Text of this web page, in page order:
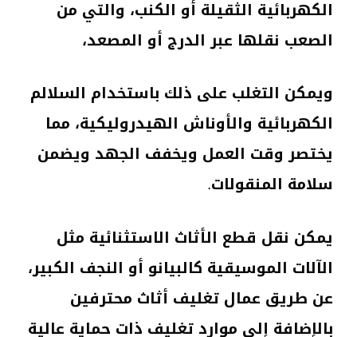
الكهربائية الثقيلة أو الكنب، والتي من
الصعب نقلها عبر الدرج أو المصعد،
ويمكن التغلب على ذلك باستخدام السلالم
الكهربائية والأوناش الهيدروليكية، مما
يختصر وقت العمل ويخفف الجهد ويضمن
سلامة المنقولات.
يمكن نقل قطع الأثاث الاستثنائية مثل
الآلات الموسيقية كالبيانو أو النجف الكبير،
عن طريق عمال تغليف أثاث محترفين
بالإضافة إلى موارد تغليف ذات حماية عالية